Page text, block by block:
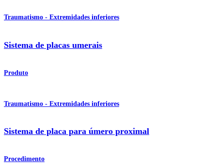
Traumatismo - Extremidades inferiores
Sistema de placas umerais
Produto
Traumatismo - Extremidades inferiores
Sistema de placa para úmero proximal
Procedimento